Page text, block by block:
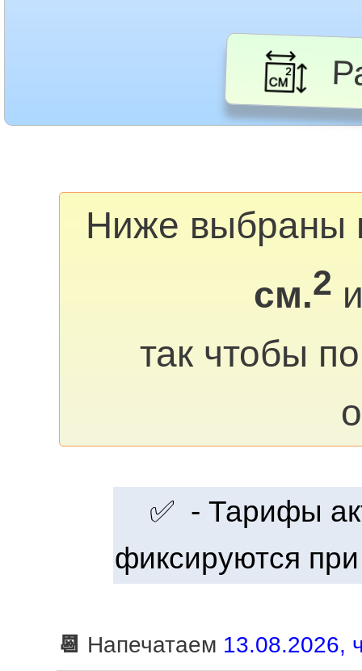
Ниже выбраны
см.2
так чтобы
✅ - Тарифы
фиксируются
📆 Напечатаем 13.08.2026,